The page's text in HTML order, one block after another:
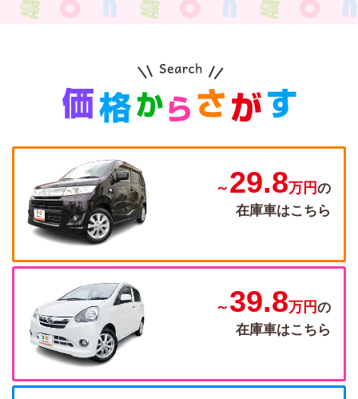
～ 29.8万円の
在庫車はこちら
～ 39.8万円の
在庫車はこちら